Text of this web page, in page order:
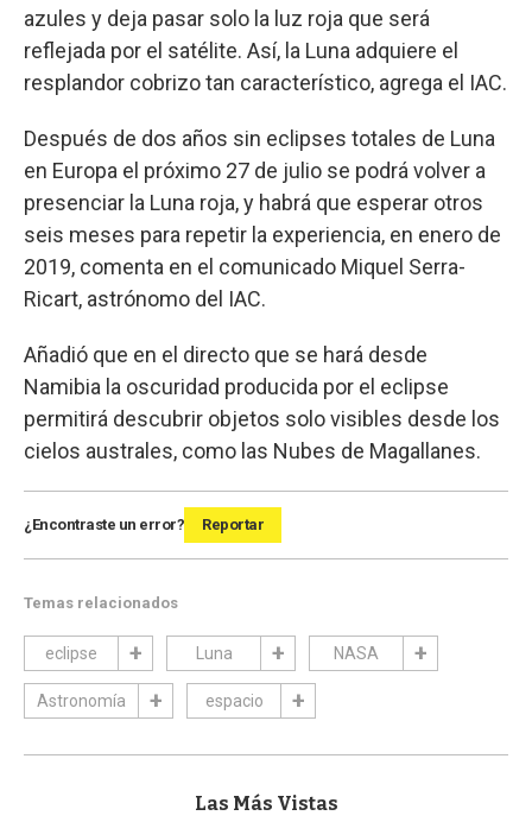
azules y deja pasar solo la luz roja que será
reflejada por el satélite. Así, la Luna adquiere el
resplandor cobrizo tan característico, agrega el IAC.
Después de dos años sin eclipses totales de Luna
en Europa el próximo 27 de julio se podrá volver a
presenciar la Luna roja, y habrá que esperar otros
seis meses para repetir la experiencia, en enero de
2019, comenta en el comunicado Miquel Serra-
Ricart, astrónomo del IAC.
Añadió que en el directo que se hará desde
Namibia la oscuridad producida por el eclipse
permitirá descubrir objetos solo visibles desde los
cielos australes, como las Nubes de Magallanes.
¿Encontraste un error? Reportar
Temas relacionados
eclipse Luna NASA
Astronomía espacio
Las Más Vistas